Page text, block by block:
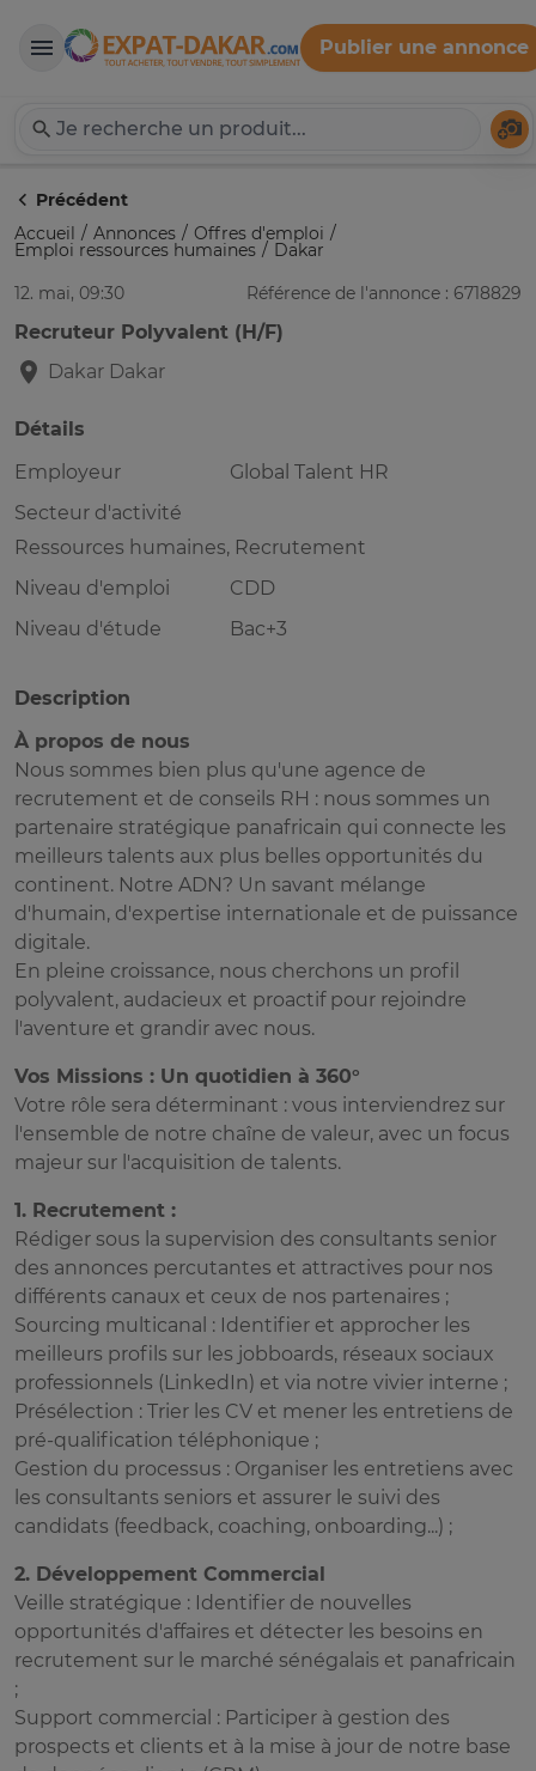
Expat-Dakar
Publier une annonce
Précédent
Accueil
Annonces Offres d'emploi
Emploi ressources humaines
Dakar
12. mai, 09:30
Référence de l'annonce : 6718829
Recruteur Polyvalent (H/F)
Dakar Dakar
Détails
Employeur
Global Talent HR
Secteur d'activité
Ressources humaines, Recrutement
Niveau d'emploi
CDD
Niveau d'étude
Bac+3
Description
À propos de nous
Nous sommes bien plus qu'une agence de
recrutement et de conseils RH : nous sommes un
partenaire stratégique panafricain qui connecte les
meilleurs talents aux plus belles opportunités du
continent. Notre ADN? Un savant mélange
d'humain, d'expertise internationale et de puissance
digitale.
En pleine croissance, nous cherchons un profil
polyvalent, audacieux et proactif pour rejoindre
l'aventure et grandir avec nous.
Vos Missions : Un quotidien à 360°
Votre rôle sera déterminant : vous interviendrez sur
l'ensemble de notre chaîne de valeur, avec un focus
majeur sur l'acquisition de talents.
1. Recrutement :
Rédiger sous la supervision des consultants senior
des annonces percutantes et attractives pour nos
différents canaux et ceux de nos partenaires ;
Sourcing multicanal : Identifier et approcher les
meilleurs profils sur les jobboards, réseaux sociaux
professionnels (LinkedIn) et via notre vivier interne ;
Présélection : Trier les CV et mener les entretiens de
pré-qualification téléphonique ;
Gestion du processus : Organiser les entretiens avec
les consultants seniors et assurer le suivi des
candidats (feedback, coaching, onboarding...) ;
2. Développement Commercial
Veille stratégique : Identifier de nouvelles
opportunités d'affaires et détecter les besoins en
recrutement sur le marché sénégalais et panafricain
;
Support commercial : Participer à gestion des
prospects et clients et à la mise à jour de notre base